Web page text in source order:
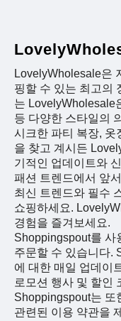
LovelyWholesale은
핑할 수 있는 최고의
는 LovelyWholesale
등 다양한 스타일의
시크한 파티 복장, 옷
을 찾고 계시든
기적인 업데이트와
패션 트렌드에서 앞
최신 트렌드와 필수
쇼핑하세요.
경험을 즐겨보세요.
Shoppingspout를 사
주문할 수 있습니다.
에 대한 매일 업데이
로모션 행사 및 할인
Shoppingspout는 또
관련된 이용 약관을